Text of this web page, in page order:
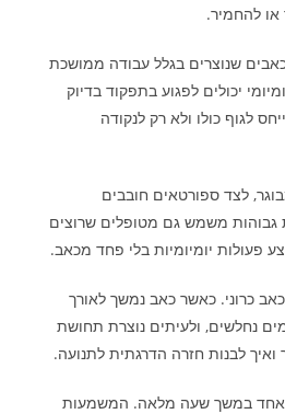
או להחמיר.
שנוצרים בגלל עבודה ממושכת
יכולים לפגוע בתפקוד בדיוק
לגוף כולו ולא רק לנקודה
האוכלוסייה מגיל 12 ועד גיל מבוגר, לצד ספורטאים חובבים
גבוהות משמש גם מטופלים שרוצים
פעולות יומיומיות בלי פחד מכאב.
כרוני. כאשר כאב נמשך לאורך
נחלשים, ולעיתים נוצרת תחושת
ואיך לבנות חזרה הדרגתית לתנועה.
אחד במשך שעה מלאה. המשמעות